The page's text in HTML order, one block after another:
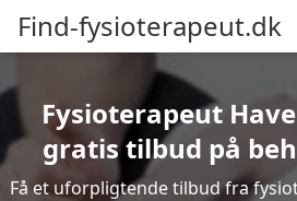
Find-fysioterapeut.dk
Fysioterapeut
gratis tilbud på
Få et uforpligtende tilbud fra